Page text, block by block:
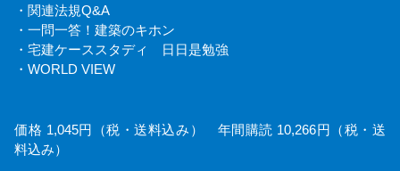
・関連法規Q&A
・一問一答！建築のキホン
・宅建ケーススタディ 日日是勉強
・WORLD VIEW
価格 1,045円（税・送料込み） 年間購読 10,266円（税・送
料込み）